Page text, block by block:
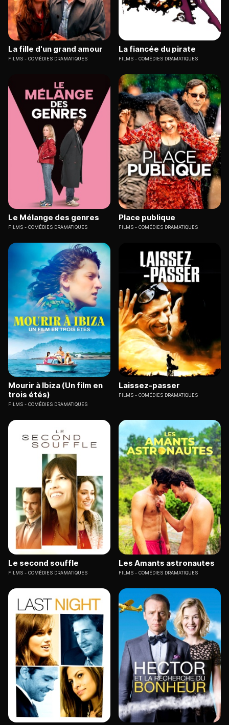
La fille d'un grand amour
FILMS COMÉDIES DRAMATIQUES
La fiancée du pirate
FILMS COMÉDIES DRAMATIQUES
Le Mélange des genres
FILMS COMÉDIES DRAMATIQUES
Place publique
FILMS COMÉDIES DRAMATIQUES
Mourir à Ibiza (Un film en
trois étés)
FILMS COMÉDIES DRAMATIQUES
Laissez-passer
FILMS COMÉDIES DRAMATIQUES
Le second souffle
FILMS COMÉDIES DRAMATIQUES
Les Amants astronautes
FILMS COMÉDIES DRAMATIQUES